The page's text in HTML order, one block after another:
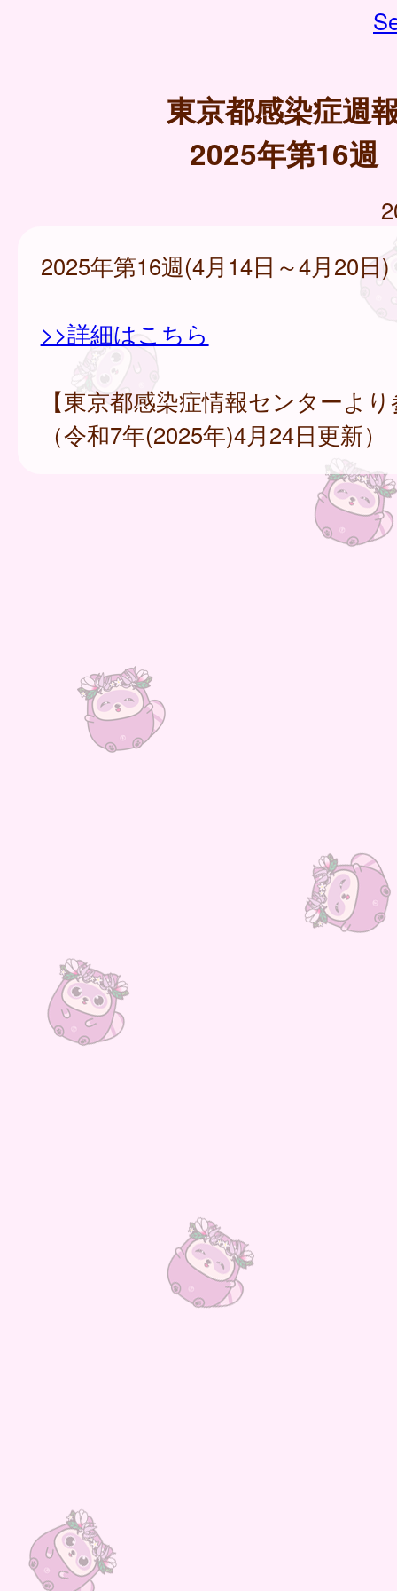
東京都感染症週
2025年第16週
2025年第16週(4月14日～4月20日)
>>詳細はこちら
【東京都感染症情報センターよ
（令和7年(2025年)4月24日更新）